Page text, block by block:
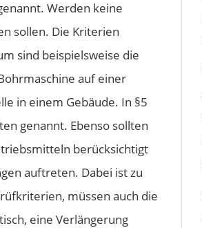
Werden keine
sollen. Die Kriterien
sind beispielsweise die
auf einer
in einem Gebäude. In §5
genannt. Ebenso sollten
berücksichtigt
auftreten. Dabei ist zu
müssen auch die
eine Verlängerung